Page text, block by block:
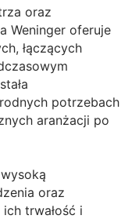
oraz
Weninger oferuje
łączących
potrzebach
aranżacji po
oraz
trwałość i